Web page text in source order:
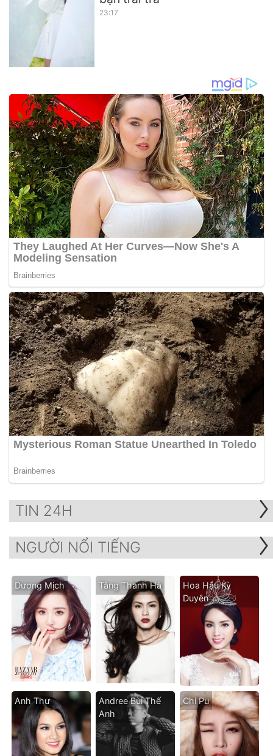
23:17
TIN 24H
NGƯỜI NỔI TIẾNG
Dương Mịch Tăng Thanh Hà
Hoa Hậu Kỳ
Duyên
Anh Thư
Andree Bùi Thế
Anh
Chi Pu